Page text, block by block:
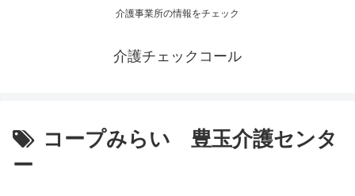
介護事業所の情報をチェック
介護チェックコール
コープみらい 豊玉介護センタ
ー